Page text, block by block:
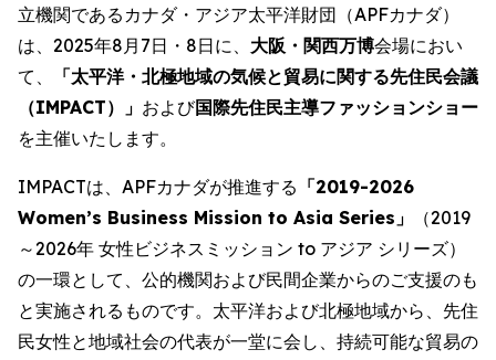
立機関であるカナダ・アジア太平洋財団（APFカナダ）
は、2025年8月7日・8日に、 大阪・関西万博会場におい
て、
「太平洋・北極地域の気候と貿易に関する先住民会議
（IMPACT）」 および国際先住民主導ファッションショー
を主催いたします。
IMPACTは、APFカナダが推進する 「2019-2026
Women’s Business Mission to Asia Series」
（2019
～2026年 女性ビジネスミッション to アジア シリーズ）
の一環として、公的機関および民間企業からのご支援のも
と実施されるものです。太平洋および北極地域から、先住
民女性と地域社会の代表が一堂に会し、持続可能な貿易の